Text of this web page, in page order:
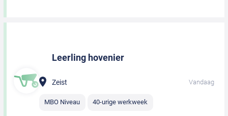
Leerling hovenier
Zeist Vandaag
MBO Niveau 40-urige werkweek